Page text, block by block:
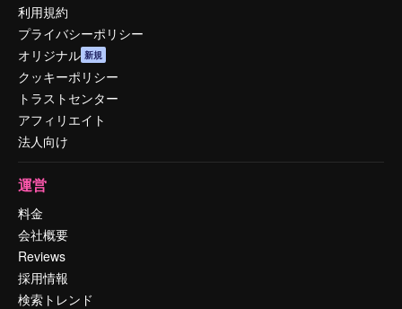
利用規約
プライバシーポリシー
オリジナル 新規
クッキーポリシー
トラストセンター
アフィリエイト
法人向け
運営
料金
会社概要
Reviews
採用情報
検索トレンド